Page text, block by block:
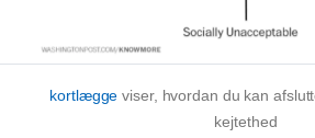
kortlægge viser, hvordan du kan
kejtethed